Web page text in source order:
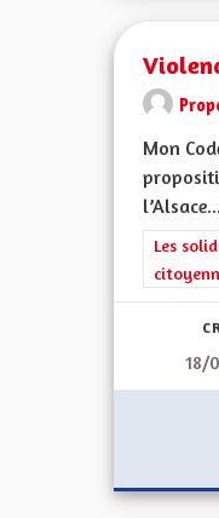
Mon
l’Alsace...
Filtrer
Les
18/